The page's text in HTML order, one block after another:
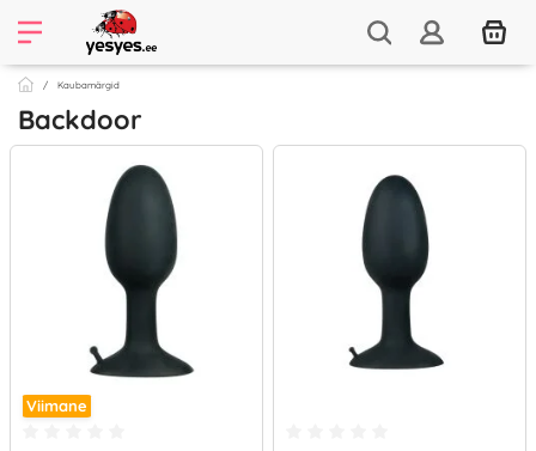
Kaubamärgid
Backdoor
Viimane